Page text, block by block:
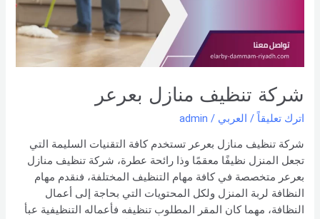
شركة تنظيف منازل بعرعر
اترك تعليقاً / العربي /
admin
شركة تنظيف منازل بعرعر تستخدم كافة التقنيات السليمة التي
تجعل المنزل نظيفًا معقمًا وذا رائحة عطرة، شركة تنظيف منازل
بعرعر متخصصة في كافة مهام التنظيف المختلفة، فنقدم مهام
النظافة لربة المنزل ولكل المحتويات التي بحاجة إلى أعمال
النظافة، مهما كان المقر المطلوب تنظيفه فأعماله التنظيفية عبأ